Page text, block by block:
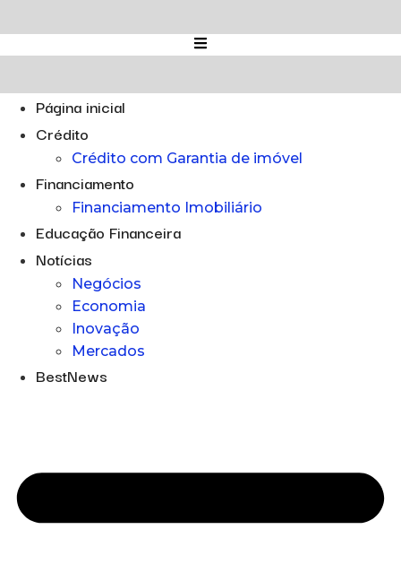
para
o
Página inicial
Crédito
Crédito com Garantia de imóvel
Financiamento
Financiamento Imobiliário
Educação Financeira
Notícias
Negócios
Economia
Inovação
Mercados
BestNews